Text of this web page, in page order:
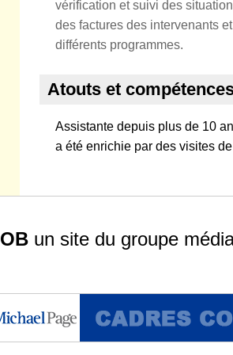
vérification et suivi des
des factures des intervenants
différents programmes.
Atouts et
Assistante depuis plus de 10
a été enrichie par des visites
un site du groupe